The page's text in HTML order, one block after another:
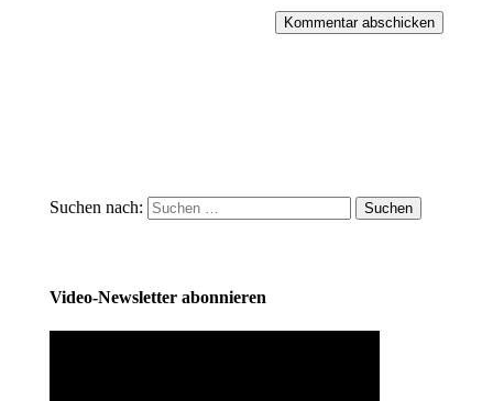
Kommentar abschicken
Suchen nach:
Video-Newsletter abonnieren